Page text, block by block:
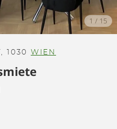
1 / 15
1030 WIEN